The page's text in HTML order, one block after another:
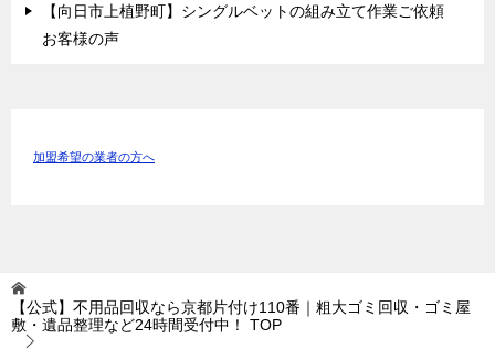
【向日市上植野町】シングルベットの組み立て作業ご依頼
お客様の声
加盟希望の業者の方へ
【公式】不用品回収なら京都片付け110番｜粗大ゴミ回収・ゴミ屋
敷・遺品整理など24時間受付中！
TOP